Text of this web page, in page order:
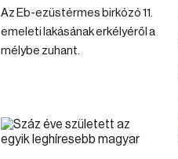
Az Eb-ezüstérmes birkózó 11.
emeleti lakásának erkélyéről a
mélybe zuhant.